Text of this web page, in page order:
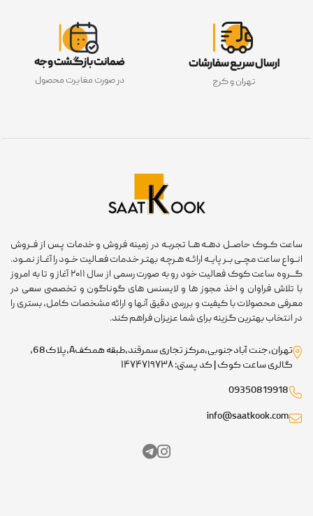
ارسال سریع سفارشات
تهران و کرج
ضمانت بازگشت وجه
در صورت مغایرت محصول
ساعت کــوک حاصــل دهــه هــا تجربــه در زمینه فروش و خدمات پـس از فــروش
انــواع ساعت مچــی بــر پایــه ارائــه هـرچـه بهتـر خـدمات فعـالیت خــود را آغــاز نمــود.
گـــروه ساعت کوک فعالیت خود رو به صورت رسمی از سال ۲۰۱۱ آغاز و تا به امروز
با تلاش فراوان و اخذ مجوز ها و لایسنس های گوناگون و تخصصی سعی در
معرفی محصولات با کیفیت و بررسی دقیق آنها و ارائه مشخصات کامل، بستری را
در انتخاب بهترین گزینه برای شما عزیزان فراهم کند.
تهران،جنت آبادجنوبی،مرکز تجاری سمرقند،طبقه همکفA،پلاک68،
گالری ساعت کوک | کد پستی: ۱۴۷۴۷۱۹۷۳۸
09350819918
info@saatkook.com